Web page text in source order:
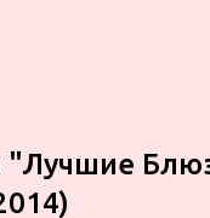
"Лучшие